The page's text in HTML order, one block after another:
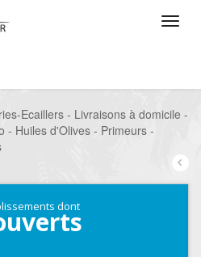
Ecaillers - Livraisons à domicile -
- Huiles d'Olives - Primeurs -
dont